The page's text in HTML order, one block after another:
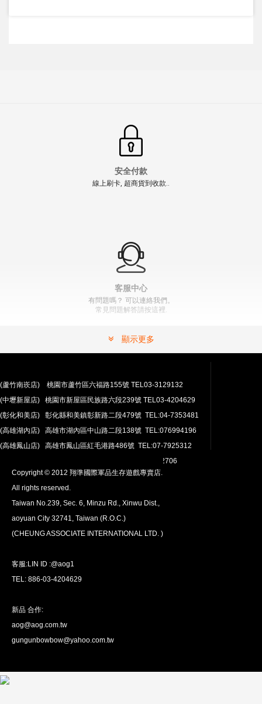
安全付款
線上刷卡, 超商貨到收款..
客服中心
有問題嗎？ 可以連絡我們。
常見問題解答請按這裡.
安心購買
100％付款保護。 簡單
退貨政策
全球配送
我們將運送至全球
顯示更多
(蘆竹南崁店) 桃園市蘆竹區六福路155號 TEL03-3129132
(中壢新屋店) 桃園市新屋區民族路六段239號 TEL03-4204629
(彰化和美店) 彰化縣和美鎮彰新路二段479號 TEL:04-7353481
(高雄湖內店) 高雄市湖內區中山路二段138號 TEL:076994196
(高雄鳳山店) 高雄市鳳山區紅毛港路486號 TEL:07-7925312
翔準網路部門:TEL 03-4202763 03-4202706
Copyright © 2012 翔準國際軍品生存遊戲專賣店.
All rights reserved.
Taiwan No.239, Sec. 6, Minzu Rd., Xinwu Dist.,
aoyuan City 32741, Taiwan (R.O.C.)
(CHEUNG ASSOCIATE INTERNATIONAL LTD. )
客服:LIN ID :@aog1
TEL: 886-03-4204629
新品 合作:
aog@aog.com.tw
gungunbowbow@yahoo.com.tw